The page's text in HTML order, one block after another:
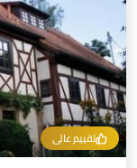
تقييم عالي